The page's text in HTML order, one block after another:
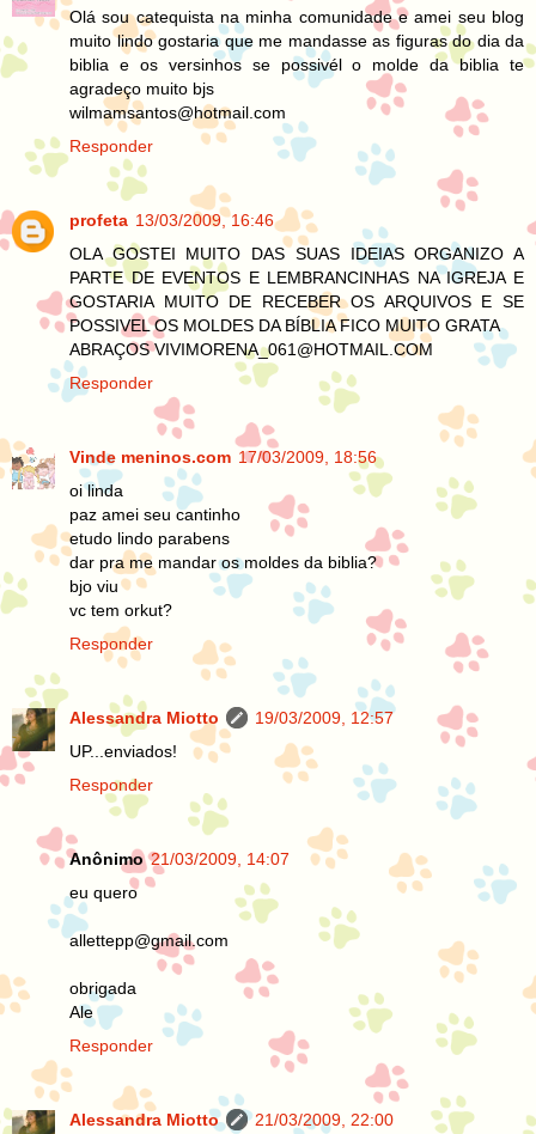
Olá sou catequista na minha comunidade e amei seu blog
muito lindo gostaria que me mandasse as figuras do dia da
biblia e os versinhos se possivél o molde da biblia te
agradeço muito bjs
wilmamsantos@hotmail.com
Responder
profeta 13/03/2009, 16:46
OLA GOSTEI MUITO DAS SUAS IDEIAS ORGANIZO A
PARTE DE EVENTOS E LEMBRANCINHAS NA IGREJA E
GOSTARIA MUITO DE RECEBER OS ARQUIVOS E SE
POSSIVEL OS MOLDES DA BÍBLIA FICO MUITO GRATA
ABRAÇOS VIVIMORENA_061@HOTMAIL.COM
Responder
Vinde meninos.com 17/03/2009, 18:56
oi linda
paz amei seu cantinho
etudo lindo parabens
dar pra me mandar os moldes da biblia?
bjo viu
vc tem orkut?
Responder
Alessandra Miotto
19/03/2009, 12:57
UP...enviados!
Responder
Anônimo 21/03/2009, 14:07
eu quero
allettepp@gmail.com
obrigada
Ale
Responder
Alessandra Miotto
21/03/2009, 22:00